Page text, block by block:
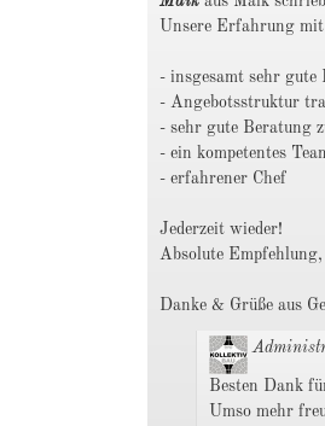
Unsere Erfahrung
- insgesamt sehr gute
- Angebotsstruktur
- sehr gute Beratung
- ein kompetentes
- erfahrener Chef
Jederzeit wieder!
Absolute
Danke & Grüße aus
Besten Dank
Umso mehr